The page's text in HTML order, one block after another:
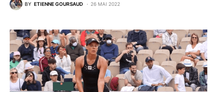
BY ETIENNE GOURSAUD 26 MAI 2022